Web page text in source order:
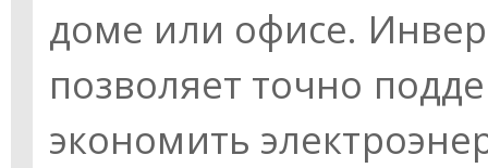
доме или офисе.
позволяет точно
экономить